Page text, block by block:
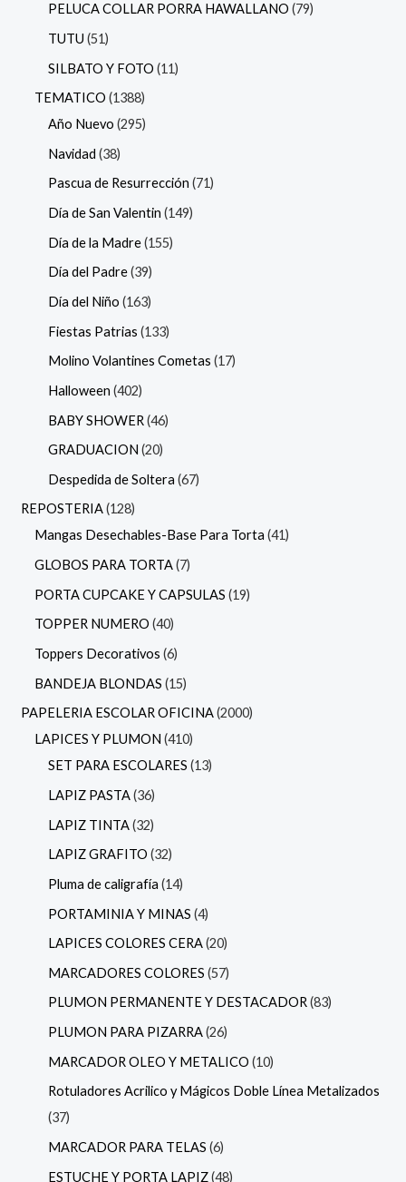
PELUCA COLLAR PORRA HAWALLANO 79
TUTU 51
SILBATO Y FOTO 11
TEMATICO 1388
Año Nuevo 295
Navidad 38
Pascua de Resurrección 71
Día de San Valentin 149
Día de la Madre 155
Día del Padre 39
Día del Niño 163
Fiestas Patrias 133
Molino Volantines Cometas 17
Halloween 402
BABY SHOWER 46
GRADUACION 20
Despedida de Soltera 67
REPOSTERIA 128
Mangas Desechables-Base Para Torta 41
GLOBOS PARA TORTA 7
PORTA CUPCAKE Y CAPSULAS 19
TOPPER NUMERO 40
Toppers Decorativos 6
BANDEJA BLONDAS 15
PAPELERIA ESCOLAR OFICINA 2000
LAPICES Y PLUMON 410
SET PARA ESCOLARES 13
LAPIZ PASTA 36
LAPIZ TINTA 32
LAPIZ GRAFITO 32
Pluma de caligrafía 14
PORTAMINIA Y MINAS 4
LAPICES COLORES CERA 20
MARCADORES COLORES 57
PLUMON PERMANENTE Y DESTACADOR 83
PLUMON PARA PIZARRA 26
MARCADOR OLEO Y METALICO 10
Rotuladores Acrilico y Mágicos Doble Línea Metalizados
37
MARCADOR PARA TELAS 6
ESTUCHE Y PORTA LAPIZ 48